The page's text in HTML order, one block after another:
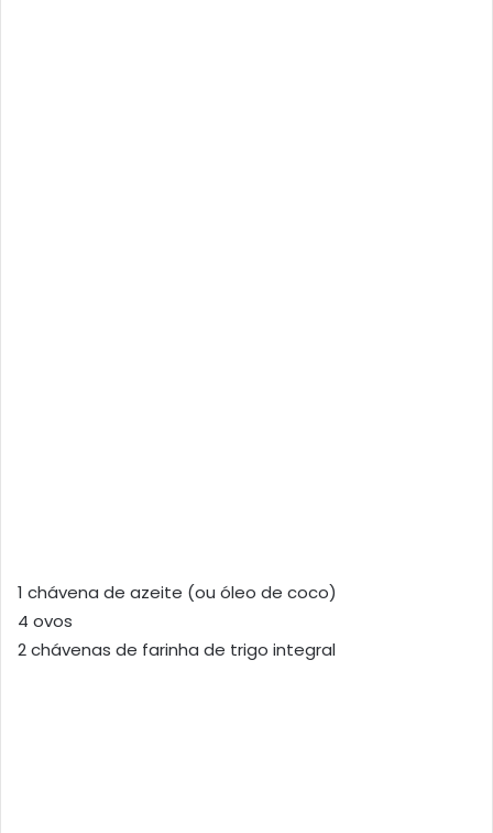
1 chávena de azeite (ou óleo de coco)
4 ovos
2 chávenas de farinha de trigo integral